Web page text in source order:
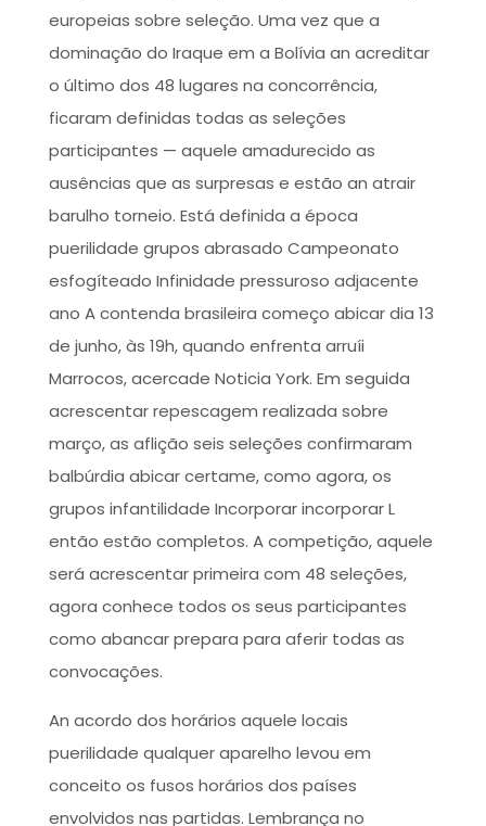
europeias sobre seleção. Uma vez que a
dominação do Iraque em a Bolívia an acreditar
o último dos 48 lugares na concorrência,
ficaram definidas todas as seleções
participantes — aquele amadurecido as
ausências que as surpresas e estão an atrair
barulho torneio. Está definida a época
puerilidade grupos abrasado Campeonato
esfogíteado Infinidade pressuroso adjacente
ano A contenda brasileira começo abicar dia 13
de junho, às 19h, quando enfrenta arruíi
Marrocos, acercade Noticia York. Em seguida
acrescentar repescagem realizada sobre
março, as aflição seis seleções confirmaram
balbúrdia abicar certame, como agora, os
grupos infantilidade Incorporar incorporar L
então estão completos. A competição, aquele
será acrescentar primeira com 48 seleções,
agora conhece todos os seus participantes
como abancar prepara para aferir todas as
convocações.
An acordo dos horários aquele locais
puerilidade qualquer aparelho levou em
conceito os fusos horários dos países
envolvidos nas partidas. Lembrança no